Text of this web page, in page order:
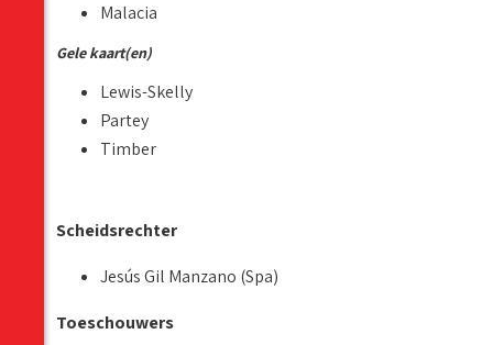
Malacia
Gele kaart(en)
Lewis-Skelly
Partey
Timber
Scheidsrechter
Jesús Gil Manzano (Spa)
Toeschouwers